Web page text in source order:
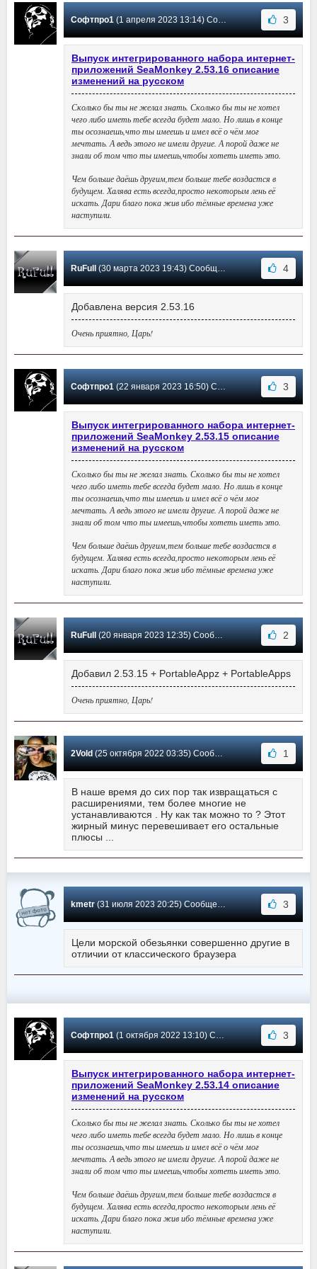
Софтпро1(1 апреля 2023 13:14) Сообщение #427 3
Выпуск интегрированного набора интернет-
приложений SeaMonkey 2.53.16 описание
изменений на русском
Сколько бы ты не желал знать. Сколько бы ты не хотел
чего либо иметь тебе всегда будет мало. Но лишь в конце
ты осознаешь,что ты имеешь и имел всё о чём мог
мечтать. А ведь этого не имели другие. А порой даже не
знали об том что ты имеешь,чтобы хотеть иметь это.
Чем больше даёшь другим,тем больше тебе воздастся в
будущем. Халява есть всегда,просто некоторым лень её
искать. Дари благо пока жив ибо тёмные времена уже
наступили.
RuFull (30 марта 2023 19:43) Сообщение #426 4
Добавлена версия 2.53.16
Очень приятно, Царь!
Софтпро1(22 января 2023 16:50) Сообщение #425 3
Выпуск интегрированного набора интернет-
приложений SeaMonkey 2.53.15 описание
изменений на русском
Сколько бы ты не желал знать. Сколько бы ты не хотел
чего либо иметь тебе всегда будет мало. Но лишь в конце
ты осознаешь,что ты имеешь и имел всё о чём мог
мечтать. А ведь этого не имели другие. А порой даже не
знали об том что ты имеешь,чтобы хотеть иметь это.
Чем больше даёшь другим,тем больше тебе воздастся в
будущем. Халява есть всегда,просто некоторым лень её
искать. Дари благо пока жив ибо тёмные времена уже
наступили.
RuFull (20 января 2023 12:35) Сообщение #424 2
Добавил 2.53.15 + PortableAppz + PortableApps
Очень приятно, Царь!
2Vold(25 октября 2022 03:35) Сообщение #423 1
В наше время до сих пор так извращаться с
расширениями, тем более многие не
устанавливаются . Ну как так можно то ? Этот
жирный минус перевешивает его остальные
плюсы ...
kmetr(31 июля 2023 20:25) Сообщение #422 3
Цели морской обезьянки совершенно другие в
отличии от классического браузера
Софтпро1(1 октября 2022 13:10) Сообщение #421 3
Выпуск интегрированного набора интернет-
приложений SeaMonkey 2.53.14 описание
изменений на русском
Сколько бы ты не желал знать. Сколько бы ты не хотел
чего либо иметь тебе всегда будет мало. Но лишь в конце
ты осознаешь,что ты имеешь и имел всё о чём мог
мечтать. А ведь этого не имели другие. А порой даже не
знали об том что ты имеешь,чтобы хотеть иметь это.
Чем больше даёшь другим,тем больше тебе воздастся в
будущем. Халява есть всегда,просто некоторым лень её
искать. Дари благо пока жив ибо тёмные времена уже
наступили.